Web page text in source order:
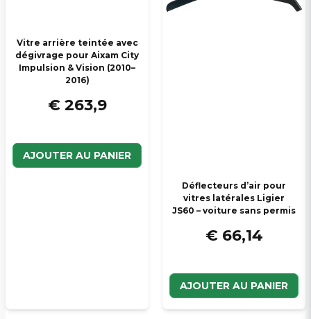
Vitre arrière teintée avec
dégivrage pour Aixam City
Impulsion & Vision (2010–
2016)
€ 263,9
AJOUTER AU PANIER
Déflecteurs d’air pour
vitres latérales Ligier
JS60 – voiture sans permis
€ 66,14
AJOUTER AU PANIER